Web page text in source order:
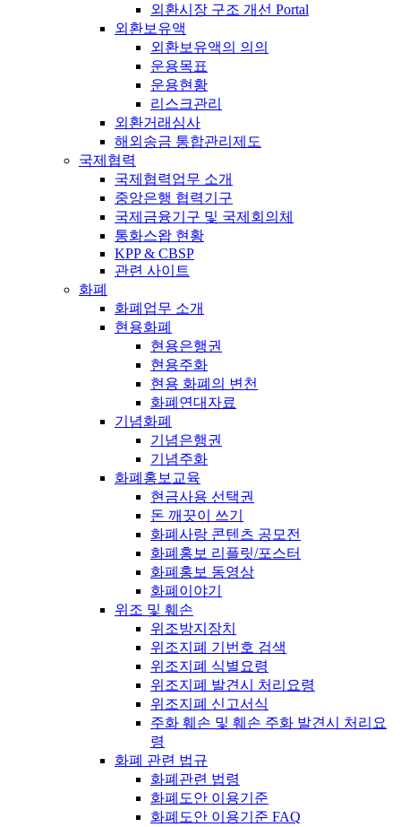
외환시장 구조 개선 Portal
외환보유액
외환보유액의 의의
운용목표
운용현황
리스크관리
외환거래심사
해외송금 통합관리제도
국제협력
국제협력업무 소개
중앙은행 협력기구
국제금융기구 및 국제회의체
통화스왑 현황
KPP & CBSP
관련 사이트
화폐
화폐업무 소개
현용화폐
현용은행권
현용주화
현용 화폐의 변천
화폐연대자료
기념화폐
기념은행권
기념주화
화폐홍보교육
현금사용 선택권
돈 깨끗이 쓰기
화폐사랑 콘텐츠 공모전
화폐홍보 리플릿/포스터
화폐홍보 동영상
화폐이야기
위조 및 훼손
위조방지장치
위조지폐 기번호 검색
위조지폐 식별요령
위조지폐 발견시 처리요령
위조지폐 신고서식
주화 훼손 및 훼손 주화 발견시 처리요
령
화폐 관련 법규
화폐관련 법령
화폐도안 이용기준
화폐도안 이용기준 FAQ